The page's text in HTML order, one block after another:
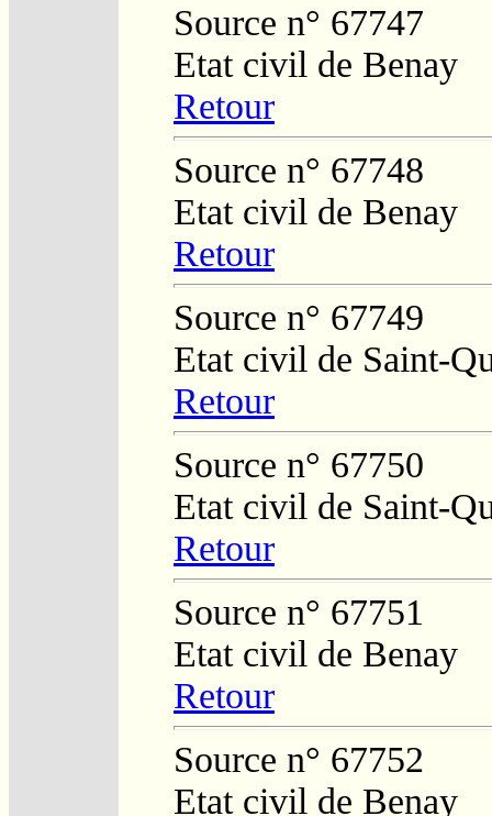
Source n° 67747
Etat civil de Benay
Retour
Source n° 67748
Etat civil de Benay
Retour
Source n° 67749
Etat civil de Saint-
Retour
Source n° 67750
Etat civil de Saint-
Retour
Source n° 67751
Etat civil de Benay
Retour
Source n° 67752
Etat civil de Benay